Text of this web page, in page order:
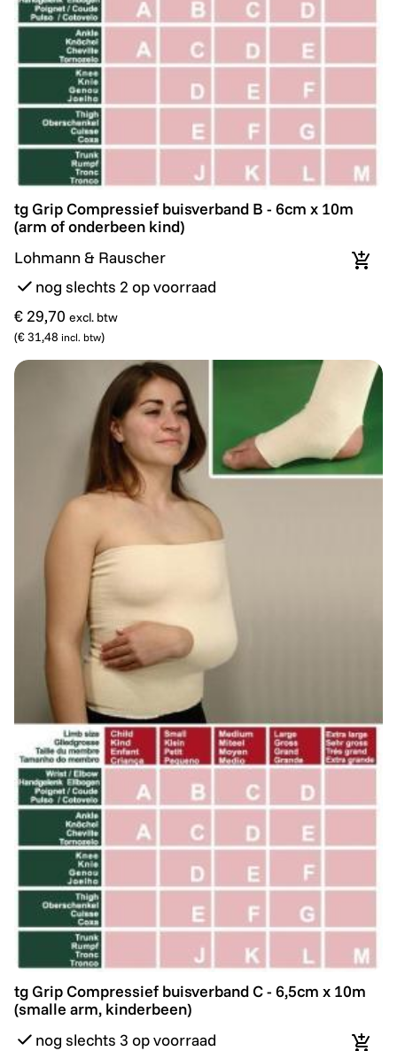
tg Grip Compressief buisverband B - 6cm x 10m (arm
tg Grip Compressief buisverband B - 6cm x 10m
(arm of onderbeen kind)
Lohmann & Rauscher
nog slechts 2 op voorraad
€ 29,70 excl. btw
(€ 31,48 incl. btw)
In
tg Grip Compressief buisverband C - 6,5cm x 10m
tg Grip Compressief buisverband C - 6,5cm x 10m
(smalle arm, kinderbeen)
nog slechts 3 op voorraad